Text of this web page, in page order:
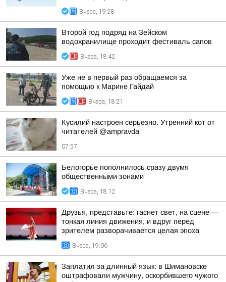
Вчера, 19:28
Второй год подряд на Зейском
водохранилище проходит фестиваль сапов
Вчера, 18:42
Уже не в первый раз обращаемся за
помощью к Марине Гайдай
Вчера, 18:21
Кусилий настроен серьезно. Утренний кот от
читателей @ampravda
07:57
Белогорье пополнилось сразу двумя
общественными зонами
Вчера, 18:12
Друзья, представьте: гаснет свет, на сцене —
тонкая линия движения, и вдруг перед
зрителем разворачивается целая эпоха
Вчера, 19:06
Заплатил за длинный язык: в Шимановске
оштрафовали мужчину, оскорбившего чужого